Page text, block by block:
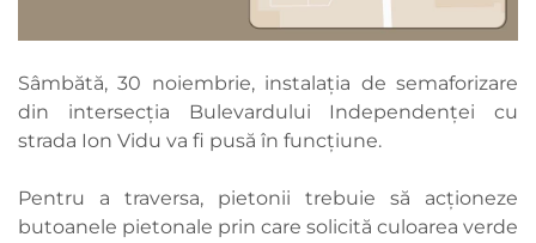
Sâmbătă, 30 noiembrie, instalația de semaforizare
din intersecția Bulevardului Independenței cu
strada Ion Vidu va fi pusă în funcțiune.
Pentru a traversa, pietonii trebuie să acționeze
butoanele pietonale prin care solicită culoarea verde